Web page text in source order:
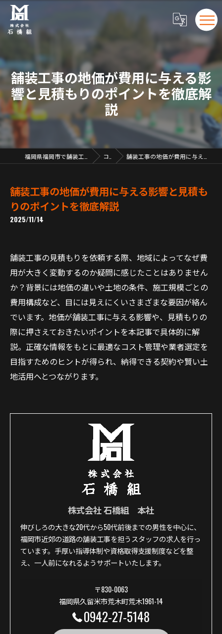
舗装工事の地価が費用に与える影
響と見積もりのポイントを徹底解
説
コラム 舗装工事の地価が費用に与える影響と見積もりのポイントを徹底解説
舗装工事の地価が費用に与える影響と見積も
りのポイントを徹底解説
2025/11/14
舗装工事の見積もりを依頼する際、地域によってなぜ費
用が大きく変動するのか疑問に感じたことはありません
か？背景には地価の違いや土地の条件、施工規模ごとの
費用構成など、目には見えにくいさまざまな要因が絡ん
でいます。地価が舗装工事に与える影響や、見積もりの
際に押さえておきたいポイントを本記事で具体的に解
説。正確な情報をもとに最適なコスト管理や業者選定を
目指すためのヒントが得られ、納得できる契約や賢い土
地活用へとつながります。
株式会社 石橋組 本社
伸びしろの大きな20代から50代前後までの男性を中心に、
福岡市近郊の道路の舗装工事を担うスタッフの求人を行っ
ています。手厚い指導体制や資格取得支援制度などを整
え、一人前になれるようサポートいたします。
〒830-0063
福岡県久留米市荒木町荒木1961-14
0942-27-5148